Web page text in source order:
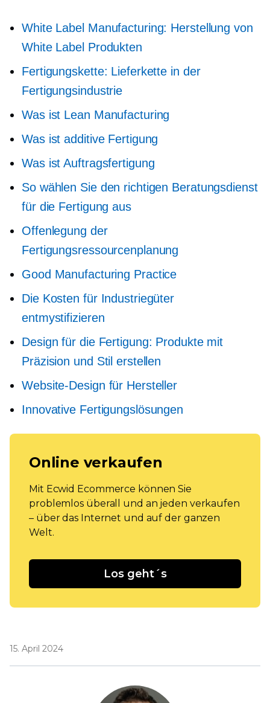
White Label Manufacturing: Herstellung von
White Label Produkten
Fertigungskette: Lieferkette in der
Fertigungsindustrie
Was ist Lean Manufacturing
Was ist additive Fertigung
Was ist Auftragsfertigung
So wählen Sie den richtigen Beratungsdienst
für die Fertigung aus
Offenlegung der
Fertigungsressourcenplanung
Good Manufacturing Practice
Die Kosten für Industriegüter
entmystifizieren
Design für die Fertigung: Produkte mit
Präzision und Stil erstellen
Website-Design für Hersteller
Innovative Fertigungslösungen
Online verkaufen
Mit Ecwid Ecommerce können Sie
problemlos überall und an jeden verkaufen
– über das Internet und auf der ganzen
Welt.
Los geht´s
15. April 2024